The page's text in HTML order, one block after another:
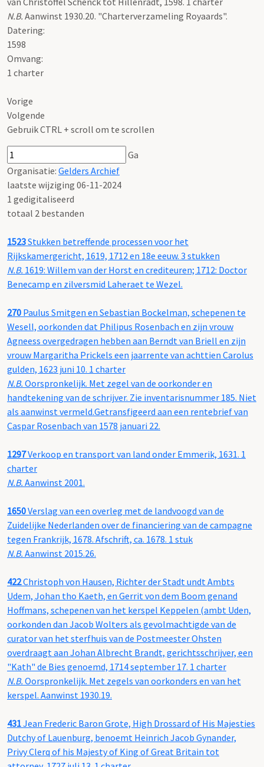
N.B. Aanwinst 1930.20. "Charterverzameling Royaards".
Datering:
1598
Omvang:
1 charter
Vorige
Volgende
Gebruik CTRL + scroll om te scrollen
Ga
Organisatie: Gelders Archief
laatste wijziging 06-11-2024
1 gedigitaliseerd
totaal 2 bestanden
1523Stukken betreffende processen voor het
Rijkskamergericht, 1619, 1712 en 18e eeuw. 3 stukken
N.B. 1619: Willem van der Horst en crediteuren; 1712: Doctor
Benecamp en zilversmid Laheraet te Wezel.
270 Paulus Smitgen en Sebastian Bockelman, schepenen te
Wesell, oorkonden dat Philipus Rosenbach en zijn vrouw
Agneess overgedragen hebben aan Berndt van Briell en zijn
vrouw Margaritha Prickels een jaarrente van achttien Carolus
gulden, 1623 juni 10. 1 charter
N.B. Oorspronkelijk. Met zegel van de oorkonder en
handtekening van de schrijver. Zie inventarisnummer 185. Niet
als aanwinst vermeld.Getransfigeerd aan een rentebrief van
Caspar Rosenbach van 1578 januari 22.
1297Verkoop en transport van land onder Emmerik, 1631. 1
charter
N.B. Aanwinst 2001.
1650Verslag van een overleg met de landvoogd van de
Zuidelijke Nederlanden over de financiering van de campagne
tegen Frankrijk, 1678. Afschrift, ca. 1678. 1 stuk
N.B. Aanwinst 2015.26.
422Christoph von Hausen, Richter der Stadt undt Ambts
Udem, Johan tho Kaeth, en Gerrit von dem Boom genand
Hoffmans, schepenen van het kerspel Keppelen (ambt Uden,
oorkonden dan Jacob Wolters als gevolmachtigde van de
curator van het sterfhuis van de Postmeester Ohsten
overdraagt aan Johan Albrecht Brandt, gerichtsschrijver, een
"Kath" de Bies genoemd, 1714 september 17. 1 charter
N.B. Oorspronkelijk. Met zegels van oorkonders en van het
kerspel. Aanwinst 1930.19.
431Jean Frederic Baron Grote, High Drossard of His Majesties
Dutchy of Lauenburg, benoemt Heinrich Jacob Gynander,
Privy Clerq of his Majesty of King of Great Britain tot